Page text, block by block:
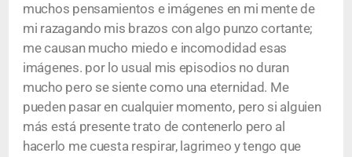
muchos pensamientos e imágenes en mi mente de
mi razagando mis brazos con algo punzo cortante;
me causan mucho miedo e incomodidad esas
imágenes. por lo usual mis episodios no duran
mucho pero se siente como una eternidad. Me
pueden pasar en cualquier momento, pero si alguien
más está presente trato de contenerlo pero al
hacerlo me cuesta respirar, lagrimeo y tengo que